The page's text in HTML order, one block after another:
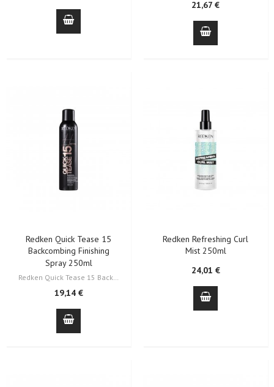
21,67 €
Redken Quick Tease 15
Backcombing Finishing
Spray 250ml
Redken Quick Tease 15 Backcombing Finishing Spray ajuda a dar volume,…
19,14 €
Redken Refreshing Curl
Mist 250ml
24,01 €